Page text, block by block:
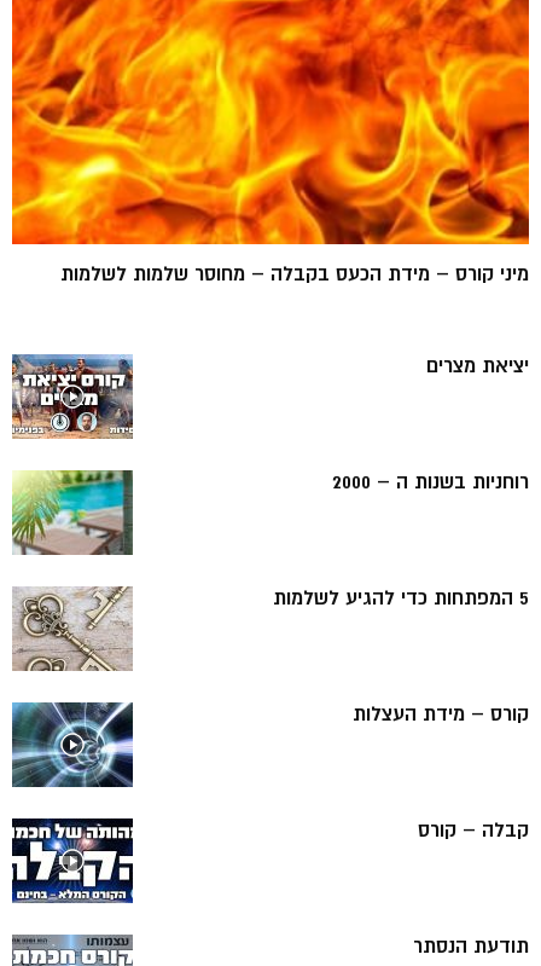
מיני קורס – מידת הכעס בקבלה – מחוסר שלמות לשלמות
יציאת מצרים
רוחניות בשנות ה – 2000
5 המפתחות כדי להגיע לשלמות
קורס – מידת העצלות
קבלה – קורס
תודעת הנסתר